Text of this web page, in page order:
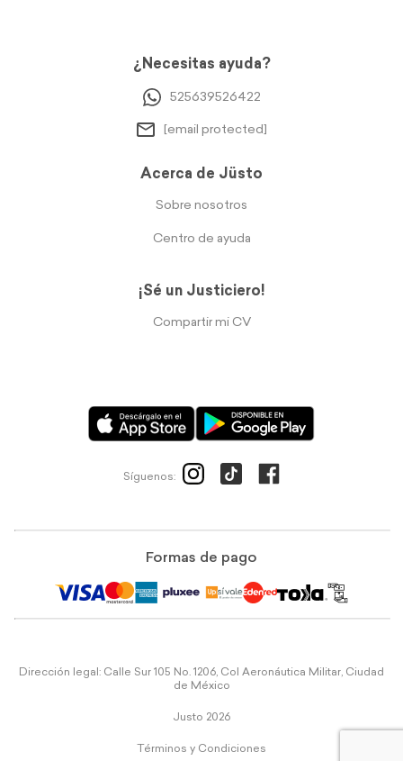
¿Necesitas ayuda?
525639526422
[email protected]
Acerca de Jüsto
Sobre nosotros
Centro de ayuda
¡Sé un Justiciero!
Compartir mi CV
Síguenos:
Formas de pago
Dirección legal: Calle Sur 105 No. 1206, Col Aeronáutica Militar, Ciudad
de México
Justo 2026
Términos y Condiciones